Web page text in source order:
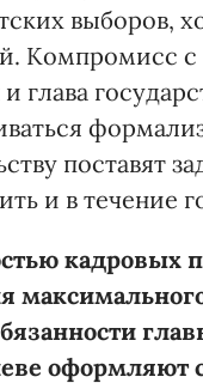
выборов,
Компромисс с
глава
поставят
и в течение
кадровых
оформляют